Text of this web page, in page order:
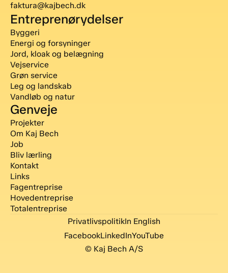
faktura@kajbech.dk
Entreprenørydelser
Byggeri
Energi og forsyninger
Jord, kloak og belægning
Vejservice
Grøn service
Leg og landskab
Vandløb og natur
Genveje
Projekter
Om Kaj Bech
Job
Bliv lærling
Kontakt
Links
Fagentreprise
Hovedentreprise
Totalentreprise
© Kaj Bech A/S
PrivatlivspolitikIn English
FacebookLinkedInYouTube